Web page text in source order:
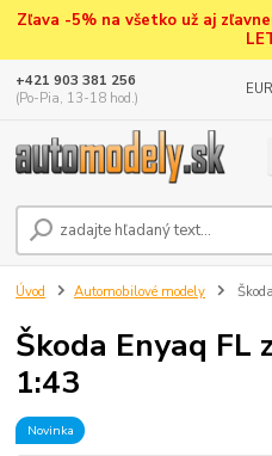
Zľava -5% na všetko už aj
EUR
+421 903 381 256
(Po-Pia, 13-18 hod.)
Úvod Automobilové modely
Škoda Enyaq FL
1:43
Novinka